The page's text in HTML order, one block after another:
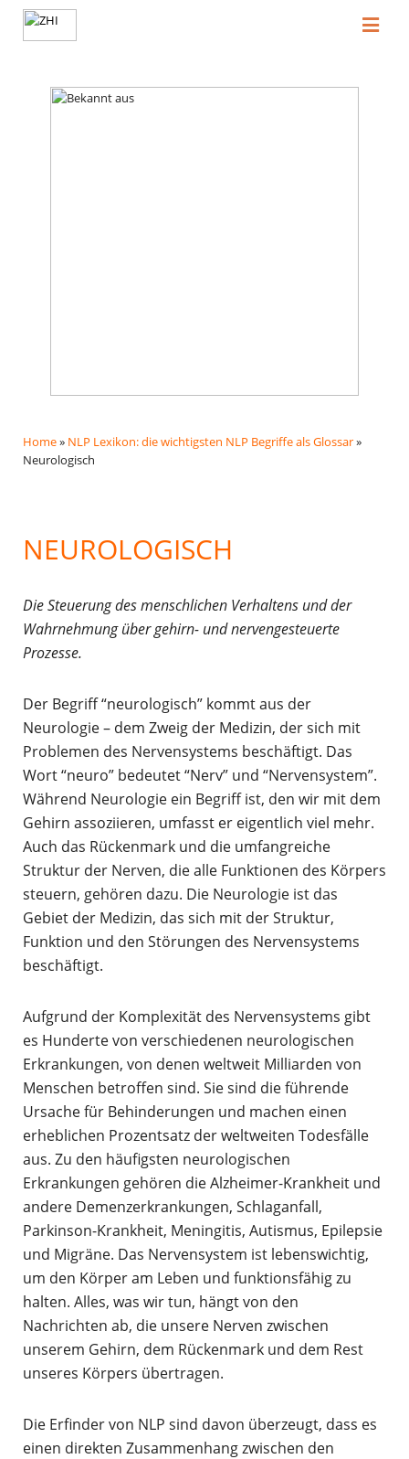
Home» NLP Lexikon: die wichtigsten NLP Begriffe als Glossar»
Neurologisch
NEUROLOGISCH
Die Steuerung des menschlichen Verhaltens und der
Wahrnehmung über gehirn- und nervengesteuerte
Prozesse.
Der Begriff “neurologisch” kommt aus der
Neurologie – dem Zweig der Medizin, der sich mit
Problemen des Nervensystems beschäftigt. Das
Wort “neuro” bedeutet “Nerv” und “Nervensystem”.
Während Neurologie ein Begriff ist, den wir mit dem
Gehirn assoziieren, umfasst er eigentlich viel mehr.
Auch das Rückenmark und die umfangreiche
Struktur der Nerven, die alle Funktionen des Körpers
steuern, gehören dazu. Die Neurologie ist das
Gebiet der Medizin, das sich mit der Struktur,
Funktion und den Störungen des Nervensystems
beschäftigt.
Aufgrund der Komplexität des Nervensystems gibt
es Hunderte von verschiedenen neurologischen
Erkrankungen, von denen weltweit Milliarden von
Menschen betroffen sind. Sie sind die führende
Ursache für Behinderungen und machen einen
erheblichen Prozentsatz der weltweiten Todesfälle
aus. Zu den häufigsten neurologischen
Erkrankungen gehören die Alzheimer-Krankheit und
andere Demenzerkrankungen, Schlaganfall,
Parkinson-Krankheit, Meningitis, Autismus, Epilepsie
und Migräne. Das Nervensystem ist lebenswichtig,
um den Körper am Leben und funktionsfähig zu
halten. Alles, was wir tun, hängt von den
Nachrichten ab, die unsere Nerven zwischen
unserem Gehirn, dem Rückenmark und dem Rest
unseres Körpers übertragen.
Die Erfinder von NLP sind davon überzeugt, dass es
einen direkten Zusammenhang zwischen den